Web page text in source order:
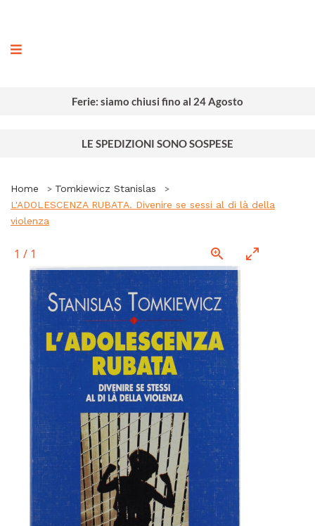
Ferie: siamo chiusi fino al 24 Agosto
LE SPEDIZIONI SONO SOSPESE
Home
Tomkiewicz Stanislas
L'ADOLESCENZA RUBATA. Divenire se sessi al di là della
violenza
1 / 1